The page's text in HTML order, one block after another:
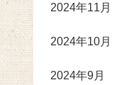
2024年11月
2024年10月
2024年9月